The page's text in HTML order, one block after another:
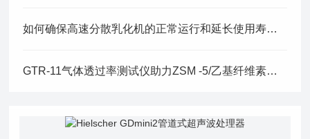
如何确保高速分散乳化机的正常运行和延长使用寿命呢？
GTR-11气体透过率测试仪助力ZSM -5/乙基纤维素混合基质膜的研究